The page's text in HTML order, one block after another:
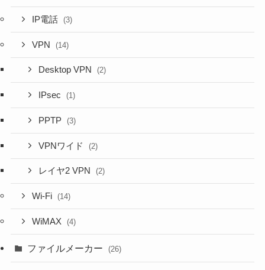
IP電話 (3)
VPN (14)
Desktop VPN (2)
IPsec (1)
PPTP (3)
VPNワイド (2)
レイヤ2 VPN (2)
Wi-Fi (14)
WiMAX (4)
ファイルメーカー (26)